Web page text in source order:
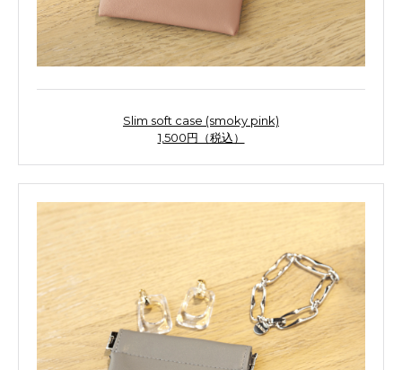
Slim soft case (smoky pink)
1,500円（税込）